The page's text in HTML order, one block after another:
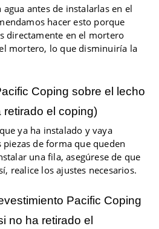
antes de instalarlas en el
hacer esto porque
directamente en el mortero
mortero, lo que disminuiría la
Coping sobre el lecho
el coping)
ya ha instalado y vaya
de forma que queden
una fila, asegúrese de que
realice los ajustes necesarios.
Pacific Coping
no ha retirado el